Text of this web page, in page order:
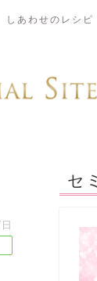
しあわせのレシピ
セ